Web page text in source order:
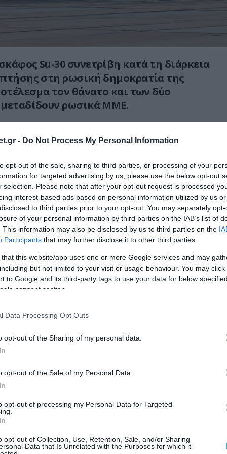
- Do Not Process My Personal Information
opt-out of the sale, sharing to third parties, or processing of your
for targeted advertising by us, please use the below opt-out
selection. Please note that after your opt-out request is processed
interest-based ads based on personal information utilized by us
to third parties prior to your opt-out. You may separately
of your personal information by third parties on the IAB’s list of
This information may also be disclosed by us to third parties on the
Participants that may further disclose it to other third parties.
that this website/app uses one or more Google services and may
but not limited to your visit or usage behaviour. You may
to Google and its third-party tags to use your data for below
consent section.
Data Processing Opt Outs
opt-out of the Sharing of my personal data.
opt-out of the Sale of my Personal Data.
opt-out of processing my Personal Data for Targeted
opt-out of Collection, Use, Retention, Sale, and/or Sharing
Data that Is Unrelated with the Purposes for which it
Su-30 συνετρίβη κατά τη διάρκεια
στη ρωσική δημοκρατία της
τον θάνατο και των δύο
ρωσικά ΜΜΕ.
Telegram ότι το μαχητικό
πως δεν υπήρξαν θύματα στο
BREAKING:
jet of the Russian air force crashed in Karelia
immediately after take off:
have came under sabotage by forces of the
opposition.
για να εξακριβωθούν τα αίτια του